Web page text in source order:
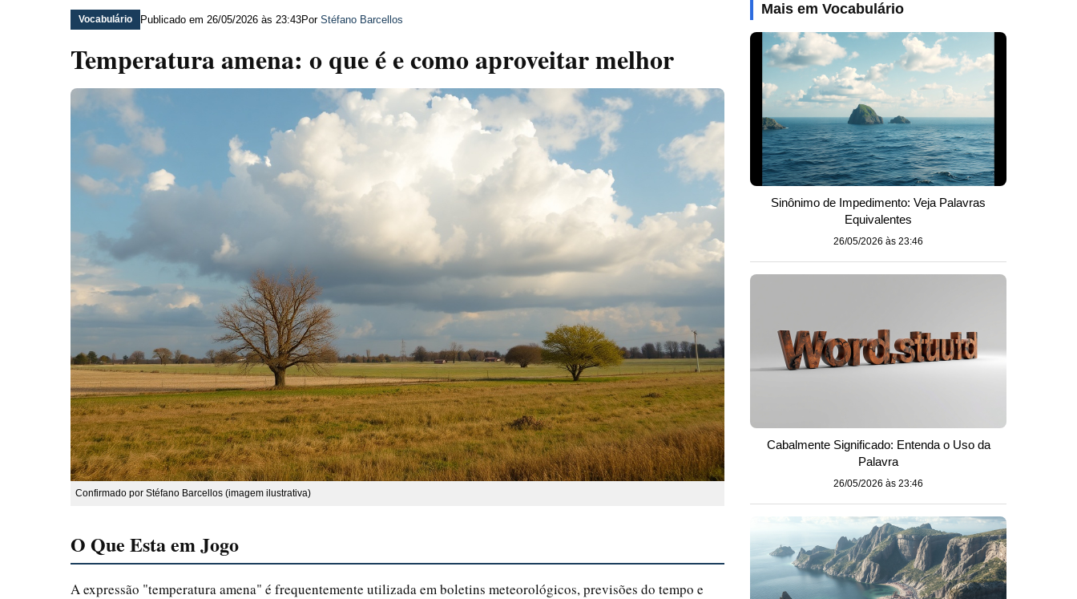
Vocabulário Publicado em 26/05/2026 às 23:43Por Stéfano Barcellos
Temperatura amena: o que é e como aproveitar melhor
Confirmado por Stéfano Barcellos (imagem ilustrativa)
O Que Esta em Jogo
A expressão "temperatura amena" é frequentemente utilizada em boletins meteorológicos, previsões do tempo e
Mais em Vocabulário
Sinônimo de Impedimento: Veja Palavras
Equivalentes
26/05/2026 às 23:46
Cabalmente Significado: Entenda o Uso da
Palavra
26/05/2026 às 23:46